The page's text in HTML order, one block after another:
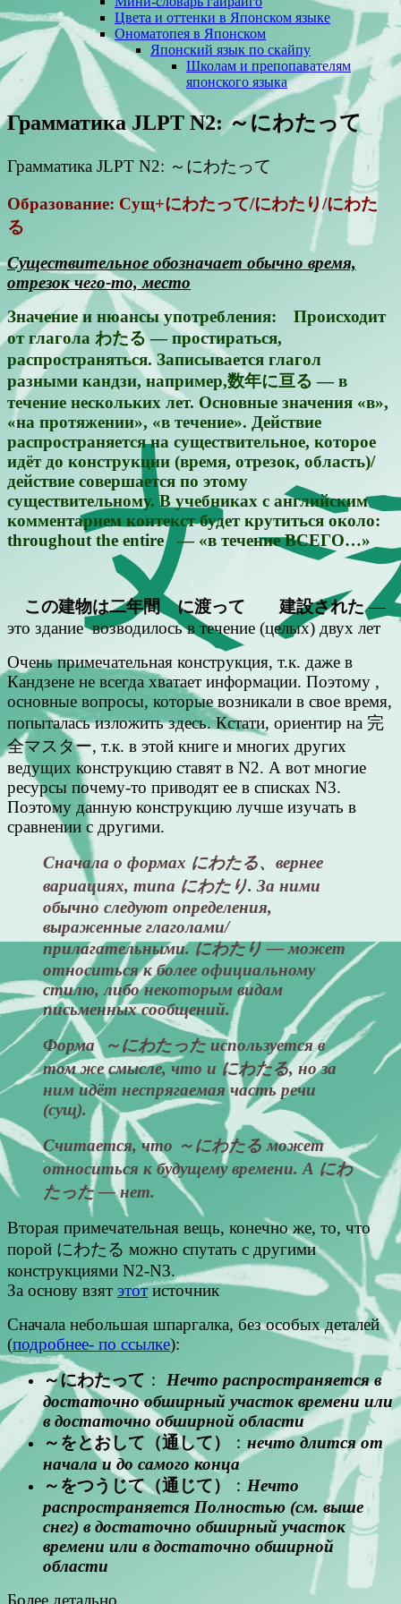
Цвета и оттенки в Японском языке
Ономатопея в Японском
Японский язык по скайпу
Школам и препопавателям
японского языка
Грамматика JLPT N2: ～にわたって
Грамматика JLPT N2: ～にわたって
Образование: Сущ+にわたって/にわたり/にわた
る
Существительное обозначает обычно время,
отрезок чего-то, место
Значение и нюансы употребления: Происходит
от глагола わたる — простираться,
распространяться. Записывается глагол
разными кандзи, например,数年に亘る — в
течение нескольких лет. Основные значения «в»,
«на протяжении», «в течение». Действие
распространяется на существительное, которое
идёт до конструкции (время, отрезок, область)/
действие совершается по этому
существительному. В учебниках с английским
комментарием контекст будет крутиться около:
throughout the entire — «в течение ВСЕГО…»
この建物は二年間 に渡って 建設された—
это здание возводилось в течение (целых) двух лет
Очень примечательная конструкция, т.к. даже в
Кандзене не всегда хватает информации. Поэтому ,
основные вопросы, которые возникали в свое время,
попыталась изложить здесь. Кстати, ориентир на 完
全マスター, т.к. в этой книге и многих других
ведущих конструкцию ставят в N2. А вот многие
ресурсы почему-то приводят ее в списках N3.
Поэтому данную конструкцию лучше изучать в
сравнении с другими.
Сначала о формах にわたる、вернее
вариациях, типа にわたり. За ними
обычно следуют определения,
выраженные глаголами/
прилагательными. にわたり — может
относиться к более официальному
стилю, либо некоторым видам
письменных сообщений.
Форма ～にわたった используется в
том же смысле, что и にわたる, но за
ним идёт неспрягаемая часть речи
(сущ).
Считается, что ～にわたる может
относиться к будущему времени. А にわ
たった — нет.
Вторая примечательная вещь, конечно же, то, что
порой にわたる можно спутать с другими
конструкциями N2-N3.
За основу взят этотисточник
Сначала небольшая шпаргалка, без особых деталей
(подробнее- по ссылке):
～にわたって ： Нечто распространяется в
достаточно обширный участок времени или
в достаточно обширной области
～をとおして（通して）
： нечто длится от
начала и до самого конца
～をつうじて（通じて）
： Нечто
распространяется Полностью (см. выше
снег) в достаточно обширный участок
времени или в достаточно обширной
области
Более детально